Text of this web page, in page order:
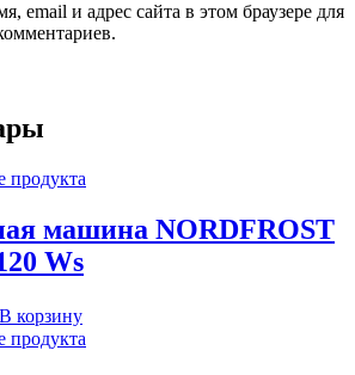
email и адрес сайта в этом браузере для
машина NORDFROST
Ws
В корзину